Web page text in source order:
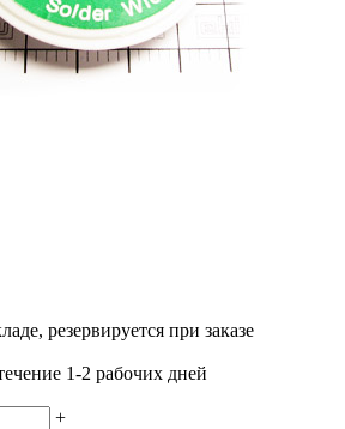
резервируется при заказе
1-2 рабочих дней
+